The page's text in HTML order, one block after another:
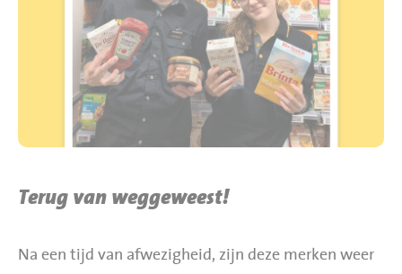
BBQ gigant webshop
Jumbo Huibers Specials
Terug van weggeweest!
Na een tijd van afwezigheid, zijn deze merken weer